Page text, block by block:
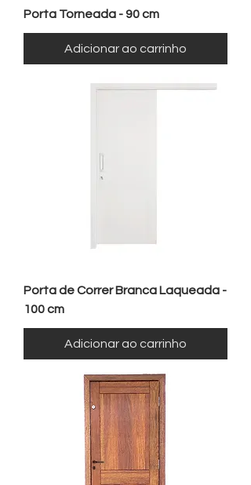
Porta Torneada - 90 cm
Adicionar ao carrinho
Porta de Correr Branca Laqueada -
100 cm
Adicionar ao carrinho